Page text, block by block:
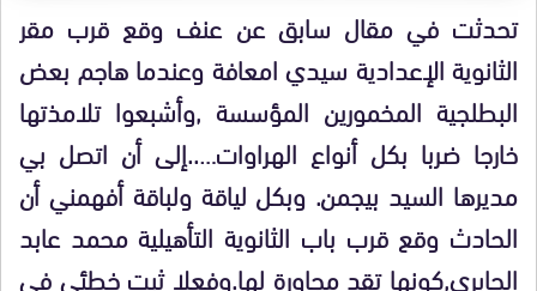
تحدثت في مقال سابق عن عنف وقع قرب مقر
الثانوية الإعدادية سيدي امعافة وعندما هاجم بعض
البطلجية المخمورين المؤسسة ,وأشبعوا تلامذتها
خارجا ضربا بكل أنواع الهراوات…..إلى أن اتصل بي
مديرها السيد بيجمن. وبكل لياقة ولباقة أفهمني أن
الحادث وقع قرب باب الثانوية التأهيلية محمد عابد
الجابري,كونها تقد مجاورة لها.وفعلا ثبت خطئي في